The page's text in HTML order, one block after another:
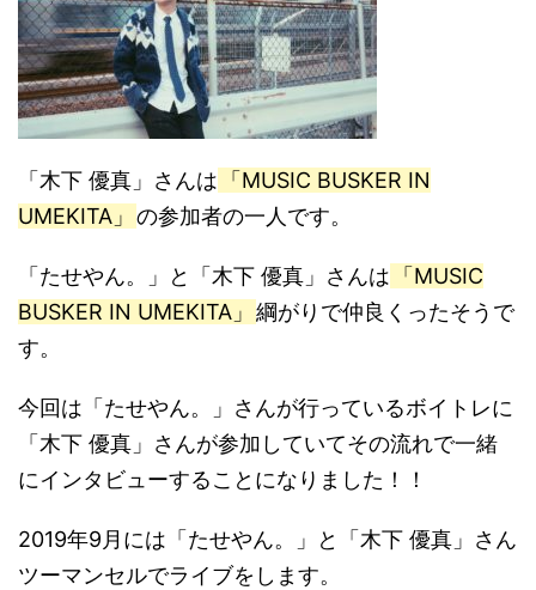
「木下 優真」さんは
「MUSIC BUSKER IN
UMEKITA」 の参加者の一人です。
「たせやん。」と「木下 優真」さんは
「MUSIC
BUSKER IN UMEKITA」 綱がりで仲良くったそうで
す。
今回は「たせやん。」さんが行っているボイトレに
「木下 優真」さんが参加していてその流れで一緒
にインタビューすることになりました！！
2019年9月には「たせやん。」と「木下 優真」さん
ツーマンセルでライブをします。